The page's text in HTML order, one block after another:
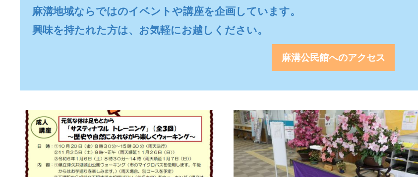
麻溝地域ならではのイベントや講座を企画しています。
興味を持たれた方は、お気軽にお越しください。
麻溝公民館へのアクセス